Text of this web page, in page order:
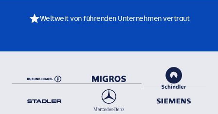
Weltweit von führenden Unternehmen vertraut